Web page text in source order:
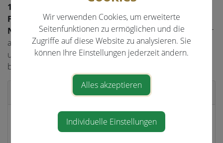
12.00 und von 14.00 bis 16.00 Uhr (Montag bis
Freitag) ist das Kartenbüro telefonisch unter der
Nummer 07434/44600erreichbar. Sie brauchen hier nur
anzugeben, dass Sie Einwohner unserer Gemeinde sind
und können somit Ihre Karten zum reduzierten Tarif
bestellen.
Veranstalter
Theatersommer Haag
www.theatersommer.at
Wir verwenden Cookies, um erweiterte
Seitenfunktionen zu ermöglichen und die
Zugriffe auf diese Website zu analysieren. Sie
können Ihre Einstellungen jederzeit ändern.
Alles akzeptieren
Individuelle Einstellungen